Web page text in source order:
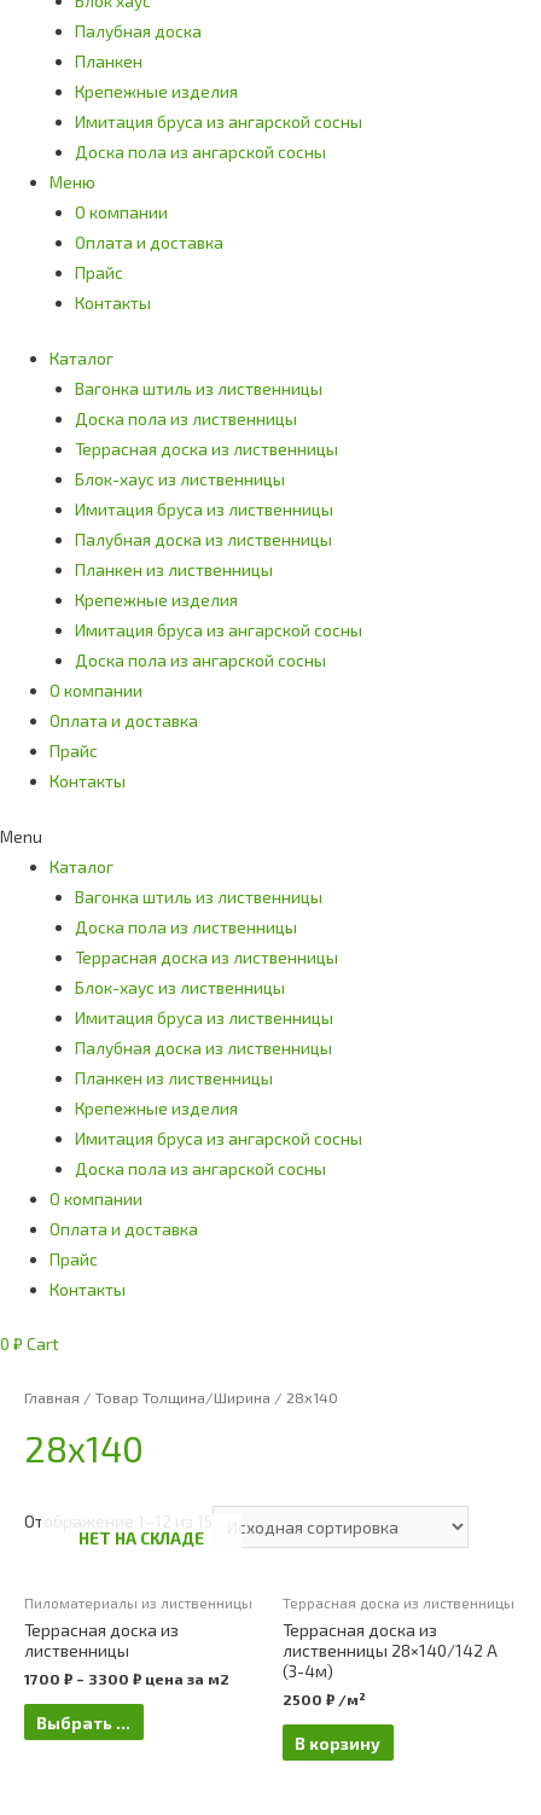
Палубная доска
Планкен
Крепежные изделия
Имитация бруса из ангарской сосны
Доска пола из ангарской сосны
Меню
О компании
Оплата и доставка
Прайс
Контакты
Каталог
Вагонка штиль из лиственницы
Доска пола из лиственницы
Террасная доска из лиственницы
Блок-хаус из лиственницы
Имитация бруса из лиственницы
Палубная доска из лиственницы
Планкен из лиственницы
Крепежные изделия
Имитация бруса из ангарской сосны
Доска пола из ангарской сосны
О компании
Оплата и доставка
Прайс
Контакты
Menu
Каталог
Вагонка штиль из лиственницы
Доска пола из лиственницы
Террасная доска из лиственницы
Блок-хаус из лиственницы
Имитация бруса из лиственницы
Палубная доска из лиственницы
Планкен из лиственницы
Крепежные изделия
Имитация бруса из ангарской сосны
Доска пола из ангарской сосны
О компании
Оплата и доставка
Прайс
Контакты
0 ₽ Cart
Главная / Товар Толщина/Ширина / 28х140
28х140
Отображение 1–12 из 15
НЕТ НА СКЛАДЕ
Пиломатериалы из лиственницы
Террасная доска из
лиственницы
1700 ₽ – 3300 ₽ цена за м2
Выбрать ...
Террасная доска из лиственницы
Террасная доска из
лиственницы 28×140/142 А
(3-4м)
2500 ₽ /м²
В корзину